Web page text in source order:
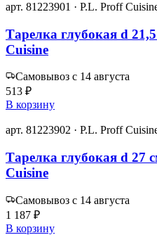
арт. 81223901 · P.L. Proff
Тарелка глубокая d
Cuisine
Самовывоз с 14 августа
513 ₽
В корзину
арт. 81223902 · P.L. Proff
Тарелка глубокая d 27
Cuisine
Самовывоз с 14 августа
1 187 ₽
В корзину